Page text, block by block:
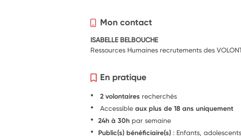
Mon contact
ISABELLE BELBOUCHE
Ressources Humaines recrutements des
En pratique
2 volontaires recherchés
Accessibleaux plus de 18 ans uniquement
24h à 30h par semaine
Public(s) bénéficiaire(s) : Enfants, adolescents